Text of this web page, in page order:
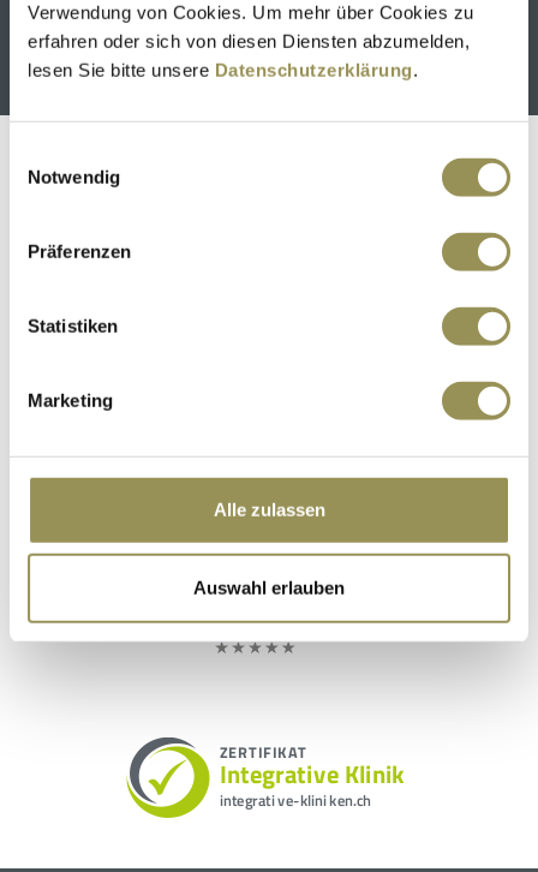
Verwendung von Cookies. Um mehr über Cookies zu
erfahren oder sich von diesen Diensten abzumelden,
lesen Sie bitte unsere Datenschutzerklärung.
Notwendig
Präferenzen
Statistiken
Marketing
Alle zulassen
Auswahl erlauben
SCHÜTZEN RHEINFELDEN KLINIK & HOTELS
Mehr erfahren